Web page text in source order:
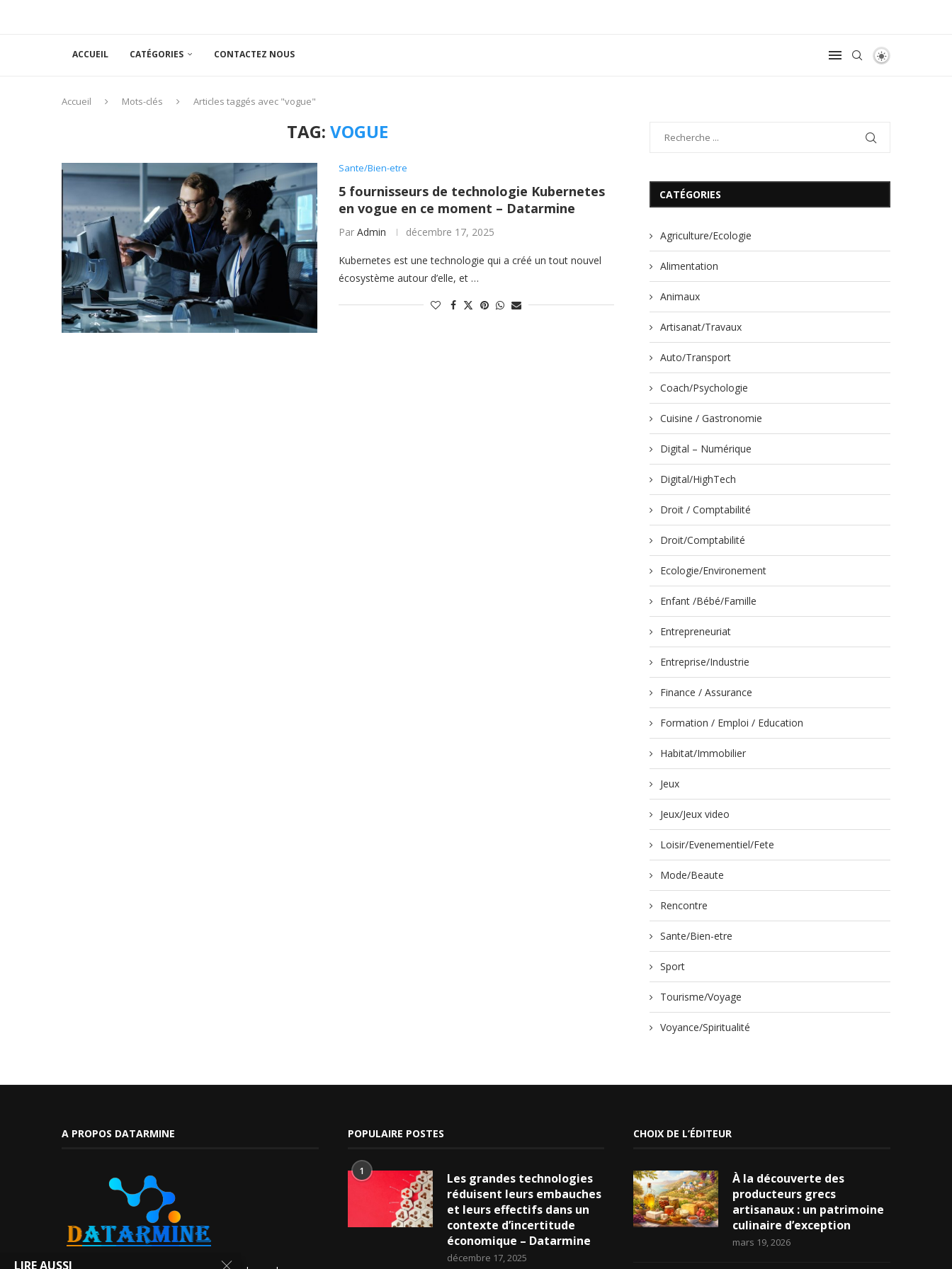
ACCUEIL CATÉGORIES CONTACTEZ NOUS
Accueil Mots-clés Articles taggés avec "vogue"
TAG:VOGUE
Sante/Bien-etre
5 fournisseurs de technologie Kubernetes
en vogue en ce moment – Datarmine
Par Admin décembre 17, 2025
Kubernetes est une technologie qui a créé un tout nouvel
écosystème autour d’elle, et …
CATÉGORIES
Agriculture/Ecologie
Alimentation
Animaux
Artisanat/Travaux
Auto/Transport
Coach/Psychologie
Cuisine / Gastronomie
Digital – Numérique
Digital/HighTech
Droit / Comptabilité
Droit/Comptabilité
Ecologie/Environement
Enfant /Bébé/Famille
Entrepreneuriat
Entreprise/Industrie
Finance / Assurance
Formation / Emploi / Education
Habitat/Immobilier
Jeux
Jeux/Jeux video
Loisir/Evenementiel/Fete
Mode/Beaute
Rencontre
Sante/Bien-etre
Sport
Tourisme/Voyage
Voyance/Spiritualité
A PROPOS DATARMINE POPULAIRE POSTES
1
Les grandes technologies
réduisent leurs embauches
et leurs effectifs dans un
contexte d’incertitude
économique – Datarmine
décembre 17, 2025
CHOIX DE L’ÉDITEUR
À la découverte des
producteurs grecs
artisanaux : un patrimoine
culinaire d’exception
mars 19, 2026
LIRE AUSSI